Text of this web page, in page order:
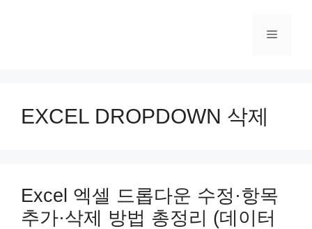
메
EXCEL DROPDOWN 삭제
Excel 엑셀 드롭다운 수정·항목
추가·삭제 방법 총정리 (데이터